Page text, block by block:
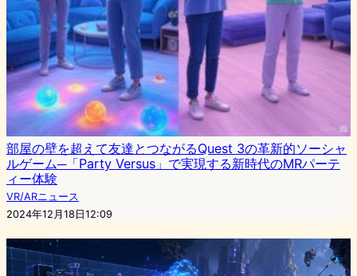
部屋の壁を超えて友達とつながるQuest 3の革新的ソーシャ
ルゲーム─「Party Versus」で実現する新時代のMRパーテ
ィー体験
VR/ARニュース
2024年12月18日12:09